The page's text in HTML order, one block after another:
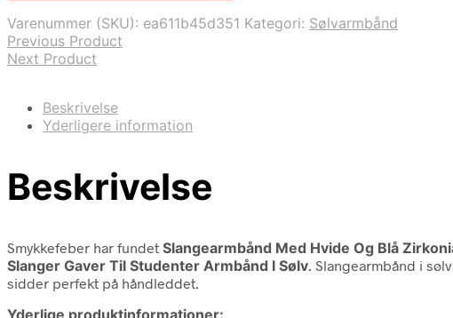
2.495,00 kr..800,00 kr..
Varenummer (SKU): ea611b45d351 Kategori: Sølvarmbånd
Previous Product
Next Product
Beskrivelse
Yderligere information
Beskrivelse
Smykkefeber har fundet Slangearmbånd Med Hvide Og Blå
Slanger Gaver Til Studenter Armbånd I Sølv . Slangearmbånd i
sidder perfekt på håndleddet.
Yderlige produktinformationer: